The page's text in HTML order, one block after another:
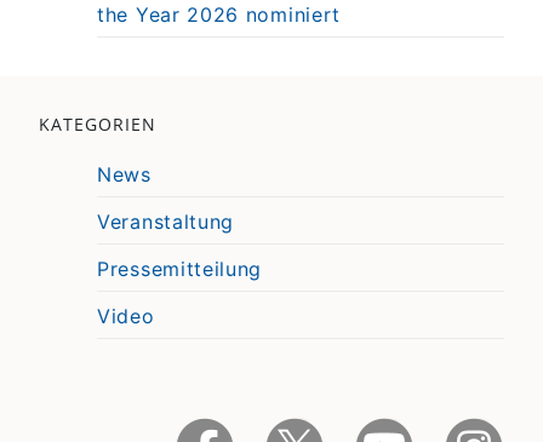
the Year 2026 nominiert
KATEGORIEN
News
Veranstaltung
Pressemitteilung
Video